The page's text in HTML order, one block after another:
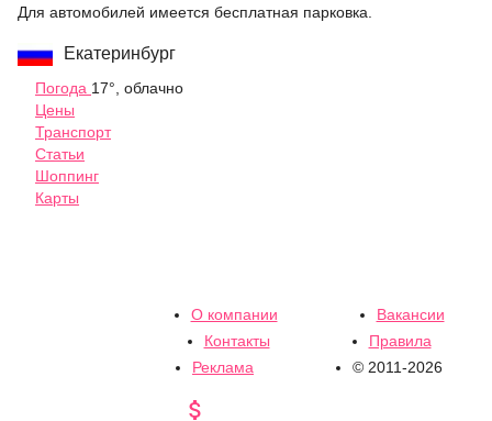
Для автомобилей имеется бесплатная парковка.
Екатеринбург
Погода 17°, облачно
Цены
Транспорт
Статьи
Шоппинг
Карты
О компании
Вакансии
Контакты
Правила
Реклама
© 2011-2026
